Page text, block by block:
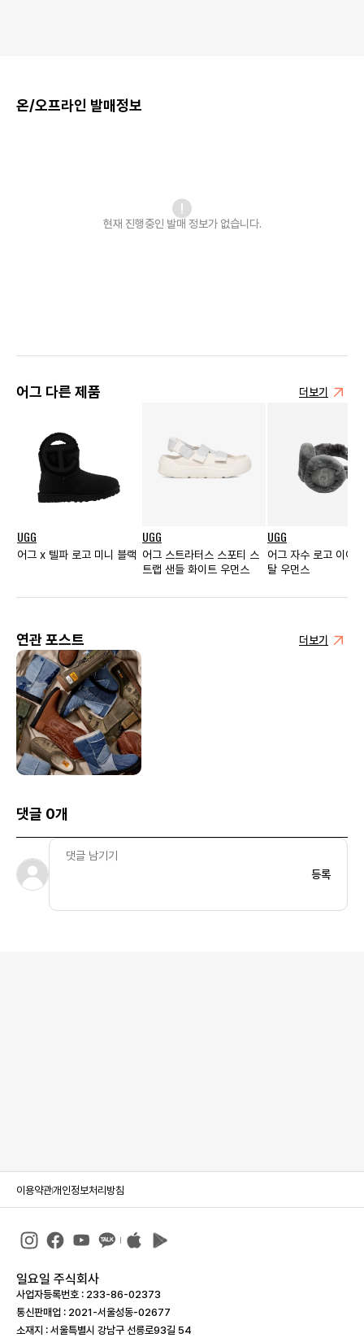
온/오프라인 발매정보
현재 진행중인 발매 정보가 없습니다.
어그 다른 제품 더보기
UGG
어그 x 텔파 로고 미니 블랙
UGG
어그 스트라터스 스포티 스
트랩 샌들 화이트 우먼스
UGG
어그 자수 로고 이어
탈 우먼스
연관 포스트 더보기
댓글 0개
등록
이용약관개인정보처리방침
일요일 주식회사
사업자등록번호 : 233-86-023­73
통신판매업 : 2021-서울성동-02677
소재지 : 서울특별시 강남구 선릉로93길 54